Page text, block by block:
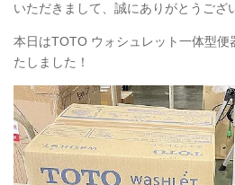
いただきまして、誠にありがとうござ
本日はTOTO ウォシュレット一体型便
たしました！